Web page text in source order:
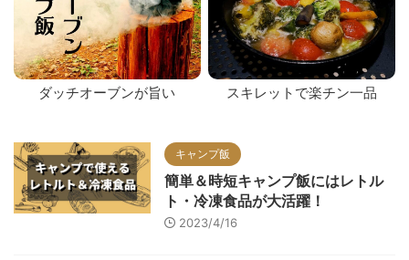
ダッチオーブンが旨い スキレットで楽チン一品
キャンプ飯
簡単＆時短キャンプ飯にはレトル
ト・冷凍食品が大活躍！
2023/4/16